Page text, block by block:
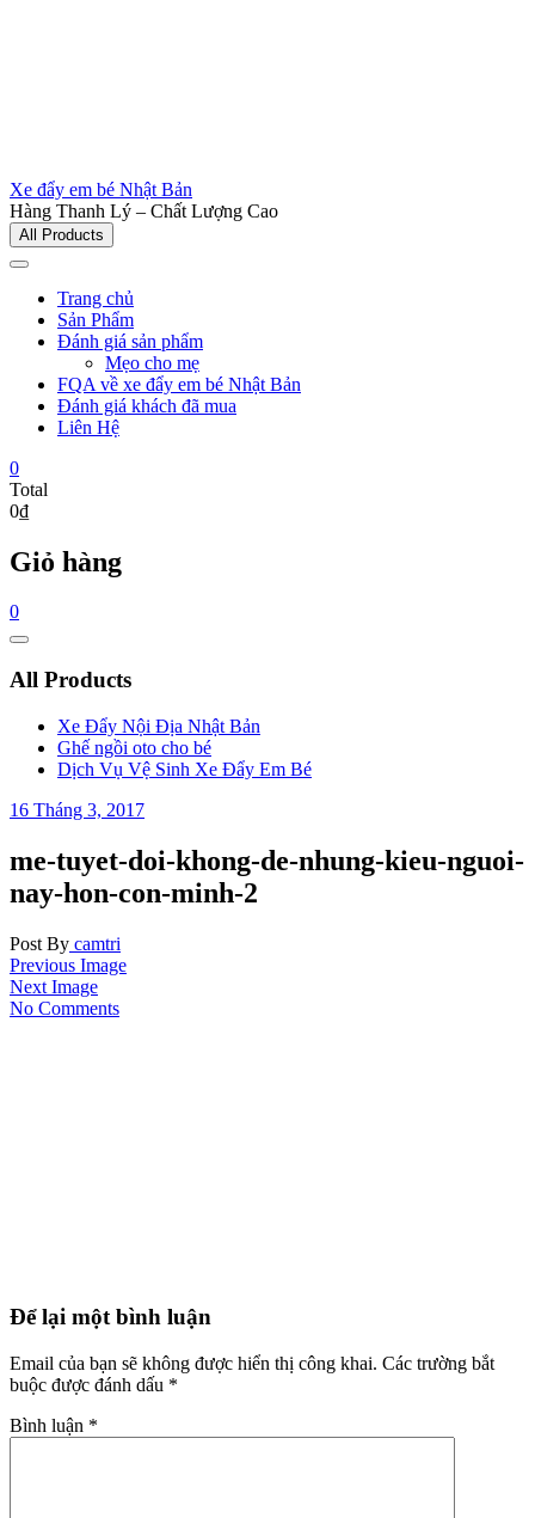
Xe đẩy em bé Nhật Bản
Hàng Thanh Lý – Chất Lượng Cao
All Products
Trang chủ
Sản Phẩm
Đánh giá sản phẩm
Mẹo cho mẹ
FQA về xe đẩy em bé Nhật Bản
Đánh giá khách đã mua
Liên Hệ
0
Total
0₫
Giỏ hàng
0
Catalog
All Products
Xe Đẩy Nội Địa Nhật Bản
Ghế ngồi oto cho bé
Dịch Vụ Vệ Sinh Xe Đẩy Em Bé
16 Tháng 3, 2017
me-tuyet-doi-khong-de-nhung-kieu-nguoi-
nay-hon-con-minh-2
Post By camtri
Previous Image
Next Image
No Comments
Để lại một bình luận
Email của bạn sẽ không được hiển thị công khai. Các trường bắt
buộc được đánh dấu *
Bình luận *